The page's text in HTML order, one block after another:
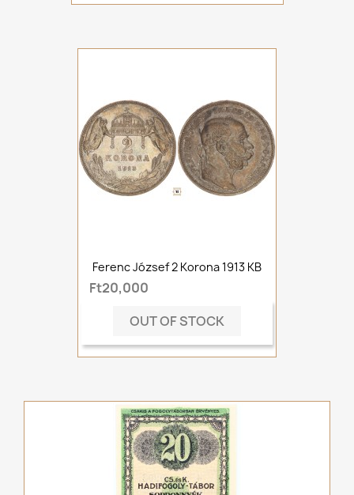
Ferenc József 2 Korona 1913 KB
Ft20,000
OUT OF STOCK